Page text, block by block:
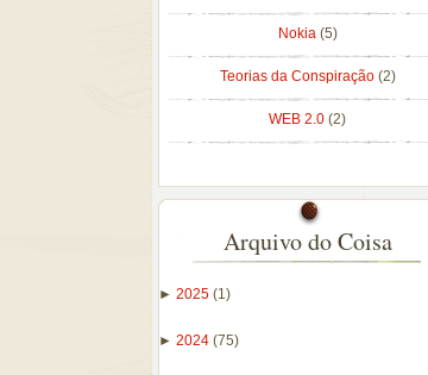
Nokia (5)
Teorias da Conspiração (2)
WEB 2.0 (2)
Arquivo do Coisa
► 2025 (1)
► 2024 (75)